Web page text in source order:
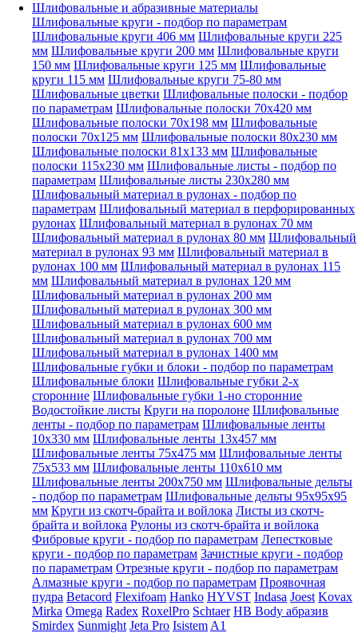
Шлифовальные и абразивные материалы
Шлифовальные круги - подбор по параметрам
Шлифовальные круги 406 мм Шлифовальные круги 225
мм Шлифовальные круги 200 мм Шлифовальные круги
150 мм Шлифовальные круги 125 мм Шлифовальные
круги 115 мм Шлифовальные круги 75-80 мм
Шлифовальные цветки Шлифовальные полоски - подбор
по параметрам Шлифовальные полоски 70x420 мм
Шлифовальные полоски 70x198 мм Шлифовальные
полоски 70x125 мм Шлифовальные полоски 80x230 мм
Шлифовальные полоски 81x133 мм Шлифовальные
полоски 115x230 мм Шлифовальные листы - подбор по
параметрам Шлифовальные листы 230x280 мм
Шлифовальный материал в рулонах - подбор по
параметрам Шлифовальный материал в перфорированных
рулонах Шлифовальный материал в рулонах 70 мм
Шлифовальный материал в рулонах 80 мм Шлифовальный
материал в рулонах 93 мм Шлифовальный материал в
рулонах 100 мм Шлифовальный материал в рулонах 115
мм Шлифовальный материал в рулонах 120 мм
Шлифовальный материал в рулонах 200 мм
Шлифовальный материал в рулонах 300 мм
Шлифовальный материал в рулонах 600 мм
Шлифовальный материал в рулонах 700 мм
Шлифовальный материал в рулонах 1400 мм
Шлифовальные губки и блоки - подбор по параметрам
Шлифовальные блоки Шлифовальные губки 2-х
сторонние Шлифовальные губки 1-но сторонние
Водостойкие листы Круги на поролоне Шлифовальные
ленты - подбор по параметрам Шлифовальные ленты
10x330 мм Шлифовальные ленты 13x457 мм
Шлифовальные ленты 75x475 мм Шлифовальные ленты
75x533 мм Шлифовальные ленты 110x610 мм
Шлифовальные ленты 200x750 мм Шлифовальные дельты
- подбор по параметрам Шлифовальные дельты 95x95x95
мм Круги из скотч-брайта и войлока Листы из скотч-
брайта и войлока Рулоны из скотч-брайта и войлока
Фибровые круги - подбор по параметрам Лепестковые
круги - подбор по параметрам Зачистные круги - подбор
по параметрам Отрезные круги - подбор по параметрам
Алмазные круги - подбор по параметрам Проявочная
пудра Betacord Flexifoam Hanko HYVST Indasa Joest Kovax
Mirka Omega Radex RoxelPro Schtaer HB Body абразив
Smirdex Sunmight Jeta Pro Isistem A1